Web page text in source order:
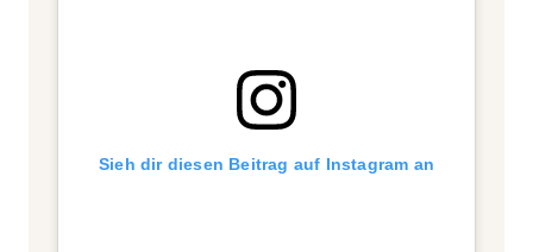
Sieh dir diesen Beitrag auf Instagram an